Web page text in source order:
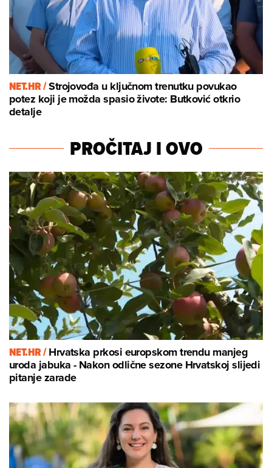
NET.HR /Strojovođa u ključnom trenutku povukao
potez koji je možda spasio živote: Butković otkrio
detalje
PROČITAJ I OVO
NET.HR /Hrvatska prkosi europskom trendu manjeg
uroda jabuka - Nakon odlične sezone Hrvatskoj slijedi
pitanje zarade